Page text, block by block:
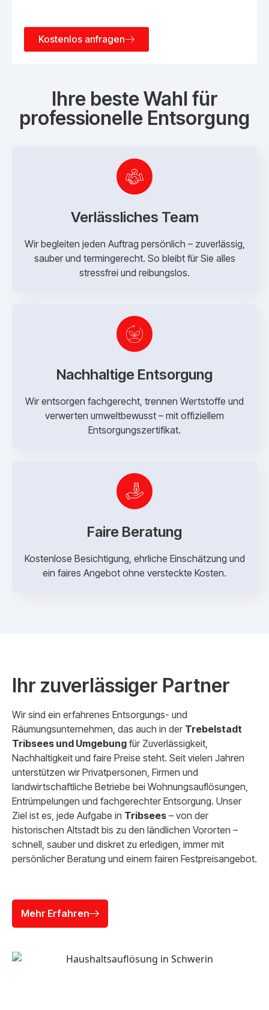
Kostenlos anfragen
Ihre beste Wahl für
professionelle Entsorgung
Verlässliches Team
Wir begleiten jeden Auftrag persönlich – zuverlässig,
sauber und termingerecht. So bleibt für Sie alles
stressfrei und reibungslos.
Nachhaltige Entsorgung
Wir entsorgen fachgerecht, trennen Wertstoffe und
verwerten umweltbewusst – mit offiziellem
Entsorgungszertifikat.
Faire Beratung
Kostenlose Besichtigung, ehrliche Einschätzung und
ein faires Angebot ohne versteckte Kosten.
Ihr zuverlässiger Partner
Wir sind ein erfahrenes Entsorgungs- und
Räumungsunternehmen, das auch in der Trebelstadt
Tribsees und Umgebung für Zuverlässigkeit,
Nachhaltigkeit und faire Preise steht. Seit vielen Jahren
unterstützen wir Privatpersonen, Firmen und
landwirtschaftliche Betriebe bei Wohnungsauflösungen,
Entrümpelungen und fachgerechter Entsorgung. Unser
Ziel ist es, jede Aufgabe in Tribsees – von der
historischen Altstadt bis zu den ländlichen Vororten –
schnell, sauber und diskret zu erledigen, immer mit
persönlicher Beratung und einem fairen Festpreisangebot.
Mehr Erfahren